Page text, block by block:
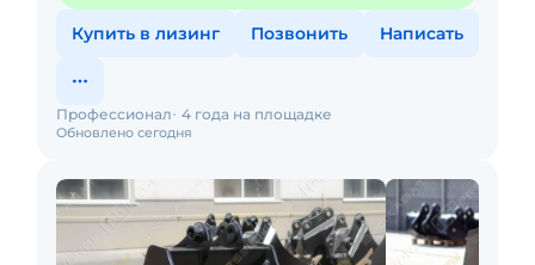
Купить в лизинг Позвонить Написать
Обновлено сегодня
Профессионал 4 года на площадке